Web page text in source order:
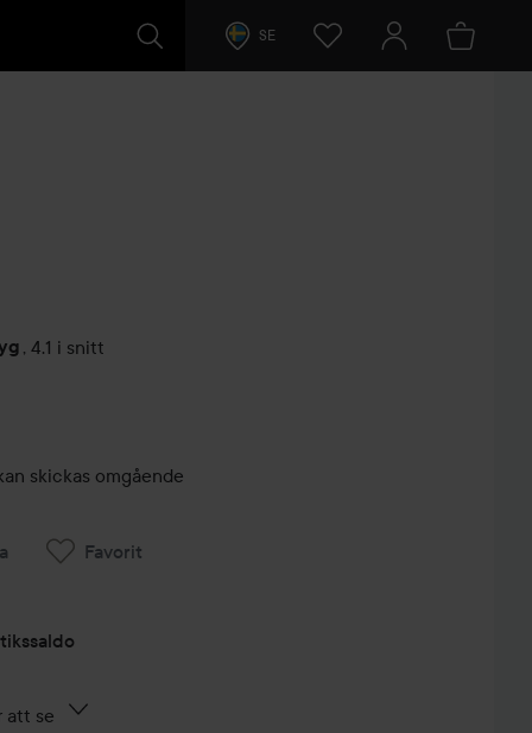
SE
, 4.1 i snitt
skickas omgående
Favorit
att se